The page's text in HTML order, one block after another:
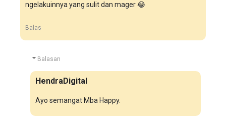
ngelakuinnya yang sulit dan mager 😂
Balas
Balasan
HendraDigital
Ayo semangat Mba Happy.